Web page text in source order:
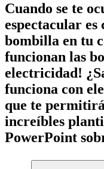
Cuando se te
espectacular es
bombilla en tu
funcionan las
electricidad!
funciona con
que te
increíbles
PowerPoint